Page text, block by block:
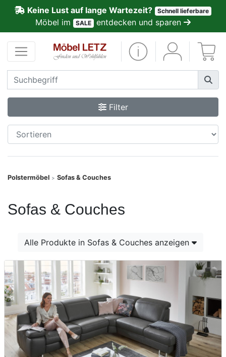
Keine Lust auf lange Wartezeit? Schnell lieferbare
Möbel im SALE entdecken und sparen
Filter
Polstermöbel > Sofas & Couches
Sofas & Couches
Alle Produkte in Sofas & Couches anzeigen
Kundenmeinungen
Anmelden
PREMIUM
Schnell
lieferbar
SALE
Möbel-
Finanzierung
Markenwelt
Letz-
Deals